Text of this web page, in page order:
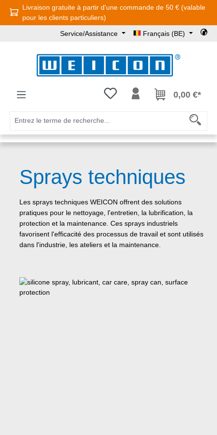
Passer au contenu principal
Livraison gratuite à partir d'une commande de 50 € (valable
pour les clients particuliers)
Service/Assistance Français (BE)
Vous avez 0 articles dans votre
0,00 €*
Sprays techniques
Les sprays techniques WEICON offrent des solutions
pratiques pour le nettoyage, l'entretien, la lubrification, la
protection et la maintenance. Ces sprays industriels
favorisent l'efficacité des processus de travail et sont utilisés
dans l'industrie, les ateliers et la maintenance.